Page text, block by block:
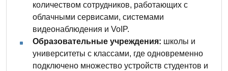
количеством сотрудников, работающих с
облачными сервисами, системами
видеонаблюдения и VoIP.
Образовательные учреждения: школы и
университеты с классами, где одновременно
подключено множество устройств студентов и